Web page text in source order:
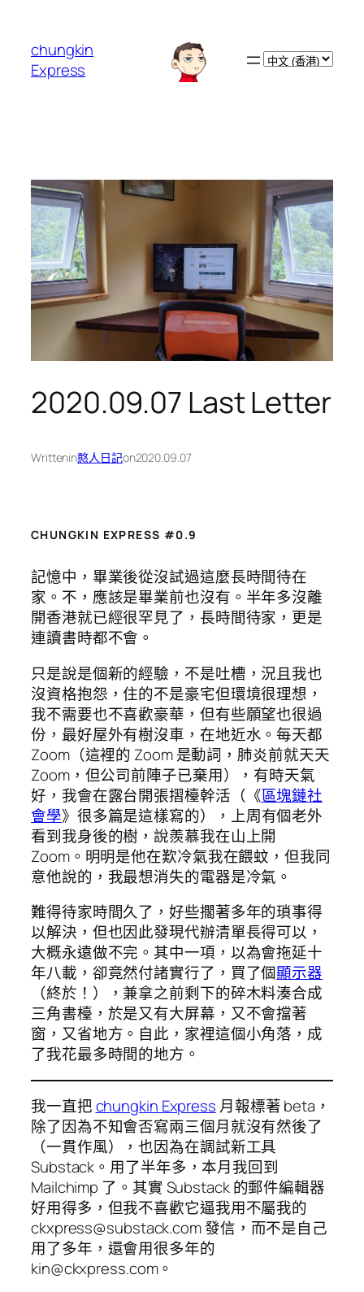
chungkin
Express
Choose
2020.09.07 Last Letter
Writtenin憨人日記on2020.09.07
CHUNGKIN EXPRESS #0.9
記憶中，畢業後從沒試過這麼長時間待在
家。不，應該是畢業前也沒有。半年多沒離
開香港就已經很罕見了，長時間待家，更是
連讀書時都不會。
只是說是個新的經驗，不是吐槽，況且我也
沒資格抱怨，住的不是豪宅但環境很理想，
我不需要也不喜歡豪華，但有些願望也很過
份，最好屋外有樹沒車，在地近水。每天都
Zoom（這裡的 Zoom 是動詞，肺炎前就天天
Zoom，但公司前陣子已棄用），有時天氣
好，我會在露台開張摺檯幹活（《區塊鏈社
會學》很多篇是這樣寫的），上周有個老外
看到我身後的樹，說羨慕我在山上開
Zoom。明明是他在歎冷氣我在餵蚊，但我同
意他說的，我最想消失的電器是冷氣。
難得待家時間久了，好些擱著多年的瑣事得
以解決，但也因此發現代辦清單長得可以，
大概永遠做不完。其中一項，以為會拖延十
年八載，卻竟然付諸實行了，買了個顯示器
（終於！），兼拿之前剩下的碎木料湊合成
三角書檯，於是又有大屏幕，又不會擋著
窗，又省地方。自此，家裡這個小角落，成
了我花最多時間的地方。
我一直把chungkin Express月報標著 beta，
除了因為不知會否寫兩三個月就沒有然後了
（一貫作風），也因為在調試新工具
Substack。用了半年多，本月我回到
Mailchimp 了。其實 Substack 的郵件編輯器
好用得多，但我不喜歡它逼我用不屬我的
ckxpress@substack.com發信，而不是自己
用了多年，還會用很多年的
kin@ckxpress.com。